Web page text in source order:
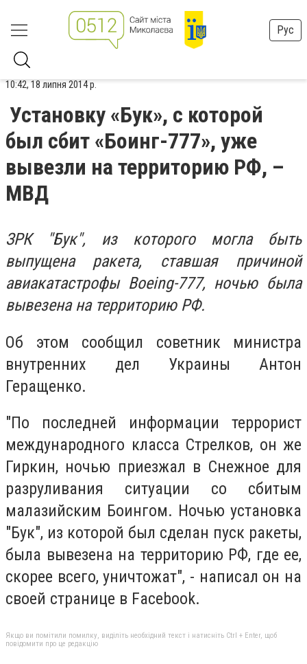
Рус
10:42, 18 липня 2014 р.
Установку «Бук», с которой
был сбит «Боинг-777», уже
вывезли на территорию РФ, –
МВД
ЗРК "Бук", из которого могла быть
выпущена ракета, ставшая причиной
авиакатастрофы Boeing-777, ночью была
вывезена на территорию РФ.
Об этом сообщил советник министра
внутренних дел Украины Антон
Геращенко.
"По последней информации террорист
международного класса Стрелков, он же
Гиркин, ночью приезжал в Снежное для
разруливания ситуации со сбитым
малазийским Боингом. Ночью установка
"Бук", из которой был сделан пуск ракеты,
была вывезена на территорию РФ, где ее,
скорее всего, уничтожат", - написал он на
своей странице в Facebook.
Якщо ви помітили помилку, виділіть необхідний текст і натисніть Ctrl + Enter, щоб
повідомити про це редакцію